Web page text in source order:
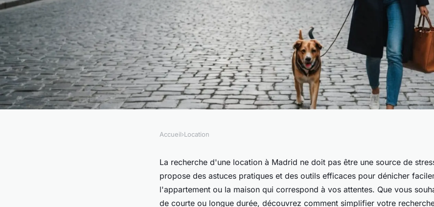
Trouvez votre location sereinement à
madrid en toute simplicité
Accueil›Location
La recherche d'une location à Madrid ne doit pas être une source de
propose des astuces pratiques et des outils efficaces pour dénicher
l'appartement ou la maison qui correspond à vos attentes. Que vous
de courte ou longue durée, découvrez comment simplifier votre